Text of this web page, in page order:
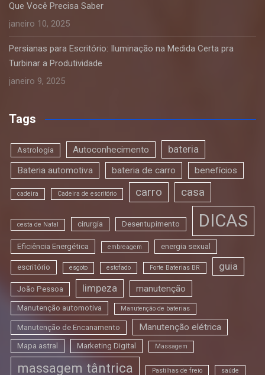
Que Você Precisa Saber
janeiro 10, 2025
Persianas para Escritório: Iluminação na Medida Certa pra
Turbinar a Produtividade
janeiro 9, 2025
Tags
Astrologia Autoconhecimento bateria
Bateria automotiva bateria de carro benefícios
cadeira Cadeira de escritório carro casa
cesta de Natal cirurgia Desentupimento DICAS
Eficiência Energética embreagem energia sexual
escritório esgoto estofado Forte Baterias BR guia
João Pessoa limpeza manutenção
Manutenção automotiva Manutenção de baterias
Manutenção de Encanamento Manutenção elétrica
Mapa astral Marketing Digital Massagem
massagem tântrica Pastilhas de freio saúde